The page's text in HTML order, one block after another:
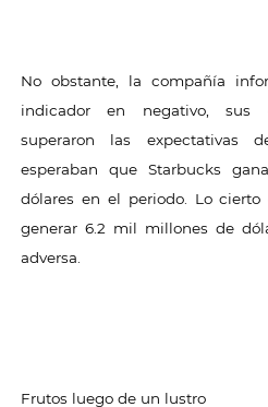
No obstante, la compañía
indicador en negativo, sus
superaron las expectativas
esperaban que Starbucks
dólares en el periodo. Lo
generar 6.2 mil millones de
adversa.
Frutos luego de un lustro